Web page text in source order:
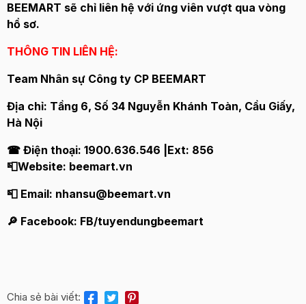
BEEMART sẽ chỉ liên hệ với ứng viên vượt qua vòng
hồ sơ.
THÔNG TIN LIÊN HỆ:
Team Nhân sự Công ty CP BEEMART
Địa chỉ: Tầng 6, Số 34 Nguyễn Khánh Toàn, Cầu Giấy,
Hà Nội
☎ Điện thoại: 1900.636.546 |Ext: 856
📮Website: beemart.vn
📮 Email: nhansu@beemart.vn
🔎 Facebook: FB/tuyendungbeemart
Chia sẻ bài viết: